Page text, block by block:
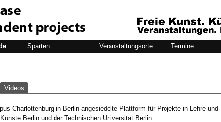
Sparten Veranstaltungsorte Termine
Videos
Charlottenburg in Berlin angesiedelte Plattform für Projekte in Lehre und
Berlin und der Technischen Universität Berlin.